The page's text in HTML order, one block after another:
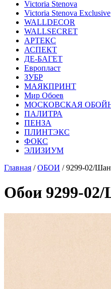
Victoria Stenova
Victoria Stenova Exclusive
WALLDECOR
WALLSECRET
АРТЕКС
АСПЕКТ
ДЕ-БАГЕТ
Европласт
ЗУБР
МАЯКПРИНТ
Мир Обоев
МОСКОВСКАЯ
ПАЛИТРА
ПЕНЗА
ПЛИНТЭКС
ФОКС
ЭЛИЗИУМ
Главная /ОБОИ / 9299-02/
Обои 9299-